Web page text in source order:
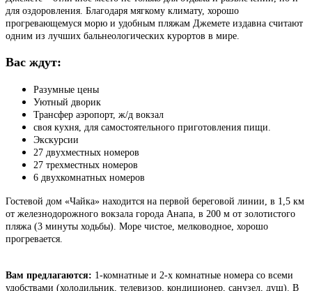
для оздоровления. Благодаря мягкому климату, хорошо
прогревающемуся морю и удобным пляжам Джемете издавна считают
одним из лучших бальнеологических курортов в мире.
Вас ждут:
Разумные цены
Уютный дворик
Трансфер аэропорт, ж/д вокзал
своя кухня, для самостоятельного приготовления пищи.
Экскурсии
27 двухместных номеров
27 трехместных номеров
6 двухкомнатных номеров
Гостевой дом «Чайка» находится на первой береговой линии, в 1,5 км
от железнодорожного вокзала города Анапа, в 200 м от золотистого
пляжа (3 минуты ходьбы). Море чистое, мелководное, хорошо
прогревается.
Вам предлагаются: 1-комнатные и 2-х комнатные номера со всеми
удобствами (холодильник, телевизор, кондиционер, санузел, душ). В